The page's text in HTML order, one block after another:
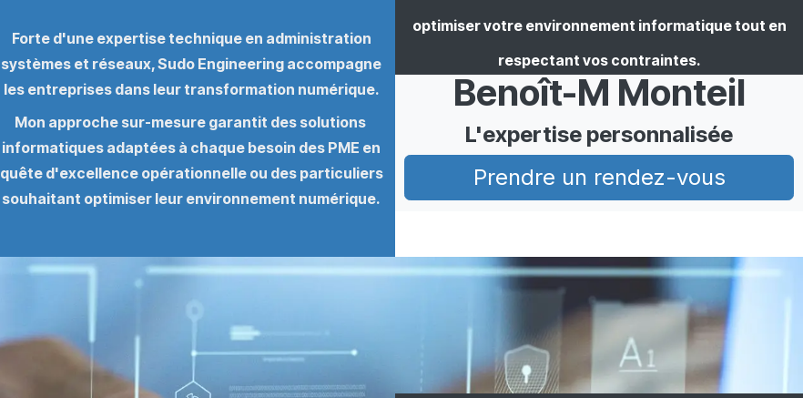
optimiser votre environnement informatique tout en
respectant vos contraintes.
Benoît-M Monteil
L'expertise personnalisée
Prendre un rendez-vous
Forte d'une expertise technique en administration
systèmes et réseaux, Sudo Engineering accompagne
les entreprises dans leur transformation numérique.
Mon approche sur-mesure garantit des solutions
informatiques adaptées à chaque besoin des PME en
quête d'excellence opérationnelle ou des particuliers
souhaitant optimiser leur environnement numérique.